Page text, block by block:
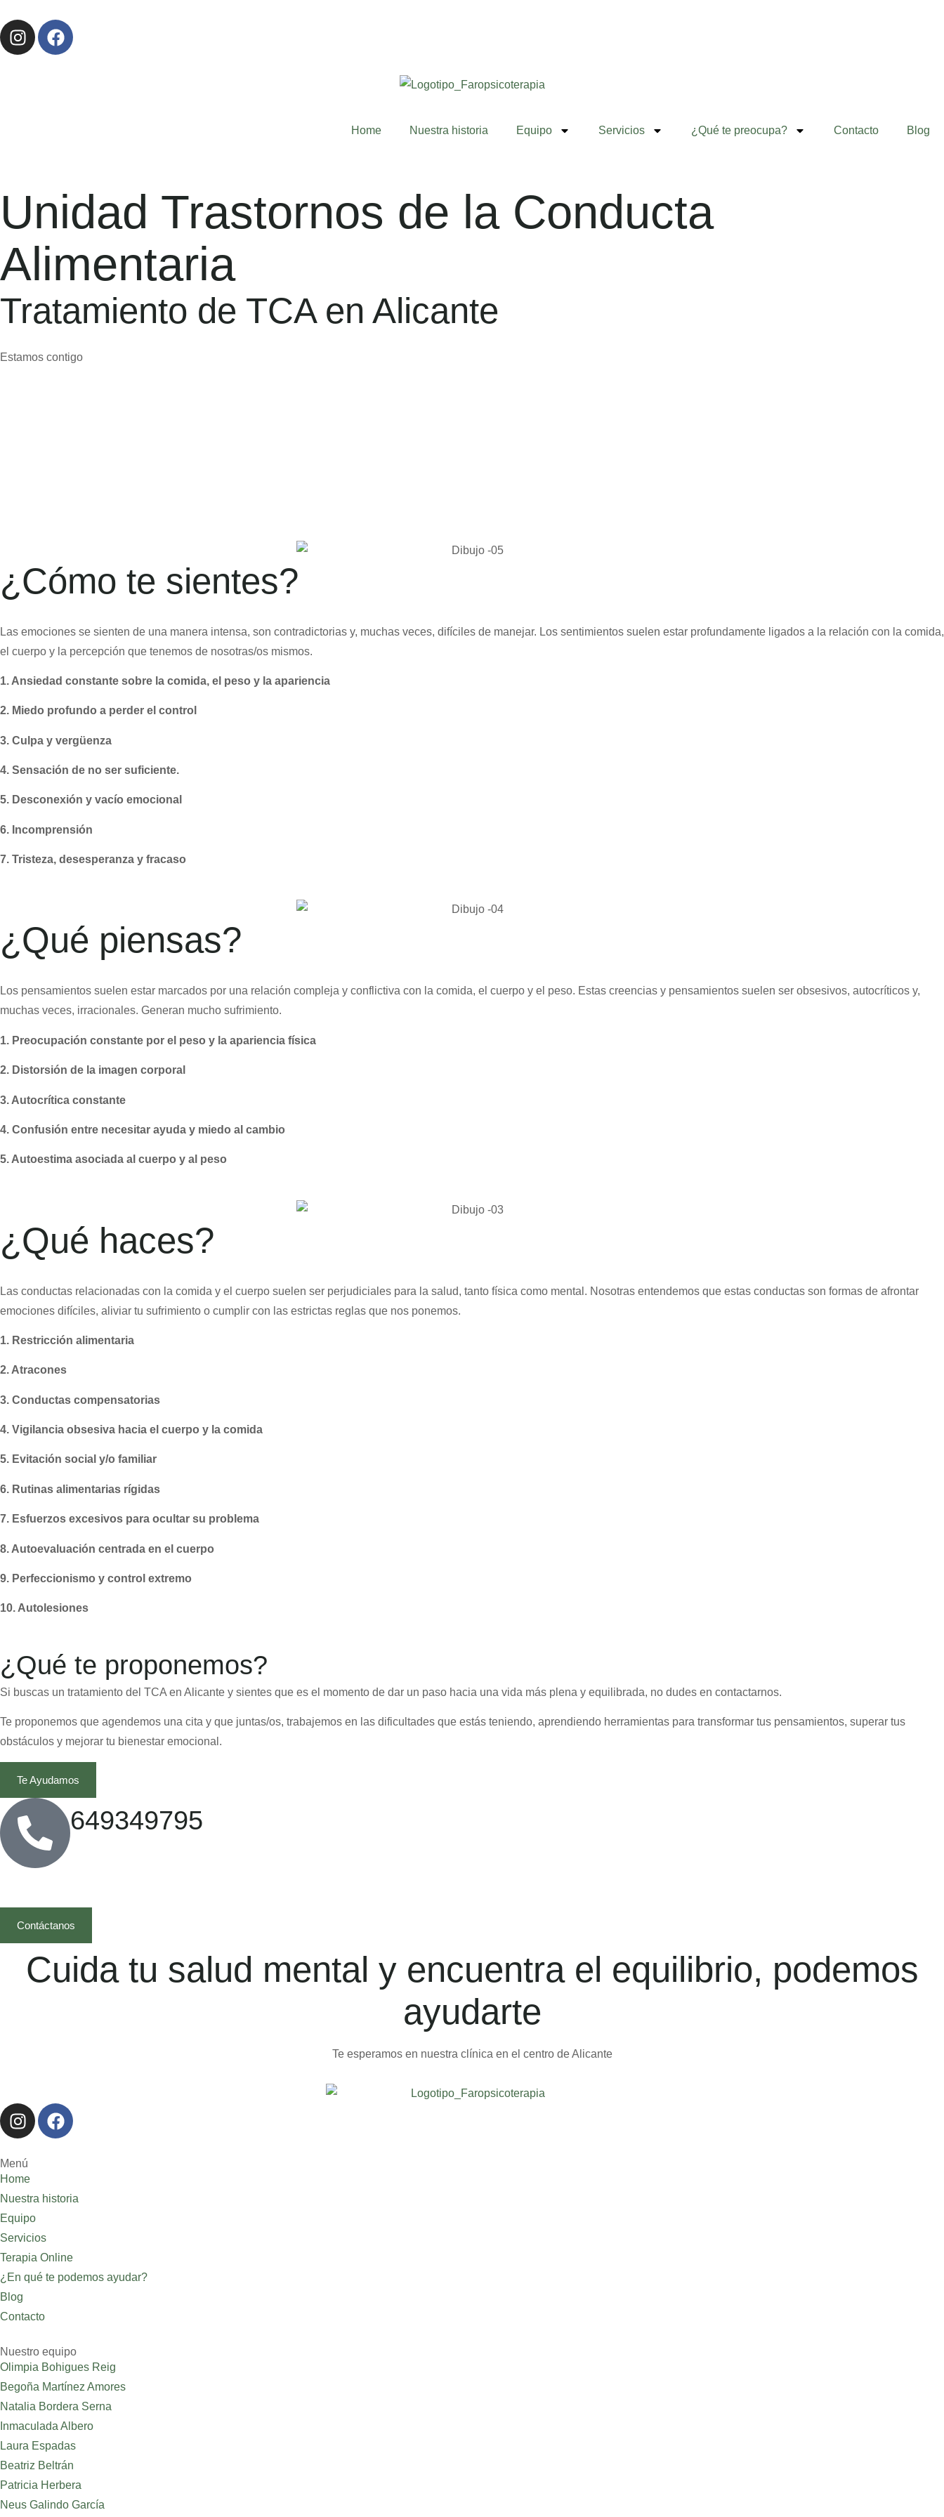
Home Nuestra historia Equipo Servicios ¿Qué te preocupa? Contacto Blog
Unidad Trastornos de la Conducta
Alimentaria
Tratamiento de TCA en Alicante
Estamos contigo
¿Cómo te sientes?​
Las emociones se sienten de una manera intensa, son contradictorias y, muchas veces, difíciles de manejar. Los sentimientos suelen estar profundamente ligados a la relación con la comida,
el cuerpo y la percepción que tenemos de nosotras/os mismos.
1. Ansiedad constante sobre la comida, el peso y la apariencia
2. Miedo profundo a perder el control
3. Culpa y vergüenza
4. Sensación de no ser suficiente.
5. Desconexión y vacío emocional
6. Incomprensión
7. Tristeza, desesperanza y fracaso
¿Qué piensas?​
Los pensamientos suelen estar marcados por una relación compleja y conflictiva con la comida, el cuerpo y el peso. Estas creencias y pensamientos suelen ser obsesivos, autocríticos y,
muchas veces, irracionales. Generan mucho sufrimiento.
1. Preocupación constante por el peso y la apariencia física
2. Distorsión de la imagen corporal
3. Autocrítica constante
4. Confusión entre necesitar ayuda y miedo al cambio
5. Autoestima asociada al cuerpo y al peso
¿Qué haces?
Las conductas relacionadas con la comida y el cuerpo suelen ser perjudiciales para la salud, tanto física como mental. Nosotras entendemos que estas conductas son formas de afrontar
emociones difíciles, aliviar tu sufrimiento o cumplir con las estrictas reglas que nos ponemos.
1. Restricción alimentaria
2. Atracones
3. Conductas compensatorias
4. Vigilancia obsesiva hacia el cuerpo y la comida
5. Evitación social y/o familiar
6. Rutinas alimentarias rígidas
7. Esfuerzos excesivos para ocultar su problema
8. Autoevaluación centrada en el cuerpo
9. Perfeccionismo y control extremo
10. Autolesiones
¿Qué te proponemos?​
Si buscas un tratamiento del TCA en Alicante y sientes que es el momento de dar un paso hacia una vida más plena y equilibrada, no dudes en contactarnos.
Te proponemos que agendemos una cita y que juntas/os, trabajemos en las dificultades que estás teniendo, aprendiendo herramientas para transformar tus pensamientos, superar tus
obstáculos y mejorar tu bienestar emocional.
Te Ayudamos
649349795
Contáctanos
Cuida tu salud mental y encuentra el equilibrio, podemos
ayudarte
Te esperamos en nuestra clínica en el centro de Alicante
Menú
Home
Nuestra historia
Equipo
Servicios
Terapia Online
¿En qué te podemos ayudar?
Blog
Contacto
Nuestro equipo
Olimpia Bohigues Reig
Begoña Martínez Amores
Natalia Bordera Serna
Inmaculada Albero
Laura Espadas
Beatriz Beltrán
Patricia Herbera
Neus Galindo García